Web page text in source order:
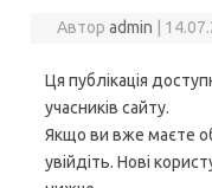
Авторadmin
Ця публікація
учасників сайту.
Якщо ви вже маєте
увійдіть. Нові